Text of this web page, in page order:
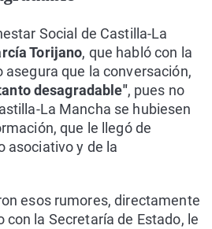
Social de Castilla-La
Torijano, que habló con la
asegura que la conversación,
desagradable", pues no
La Mancha se hubiesen
que le llegó de
asociativo y de la
esos rumores, directamente
con la Secretaría de Estado, le